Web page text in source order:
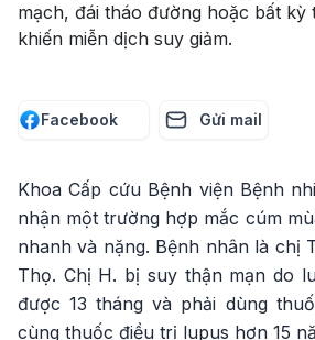
mạch, đái tháo đường hoặc bất kỳ
khiến miễn dịch suy giảm.
Facebook Gửi mail
Khoa Cấp cứu Bệnh viện Bệnh
nhận một trường hợp mắc cúm
nhanh và nặng. Bệnh nhân là chị
Thọ. Chị H. bị suy thận mạn do
được 13 tháng và phải dùng
cùng thuốc điều trị lupus hơn 15